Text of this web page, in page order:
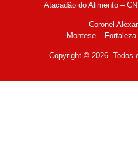
Atacadão do Alimento –
Coronel
Montese –
Copyright © 2026. Todos